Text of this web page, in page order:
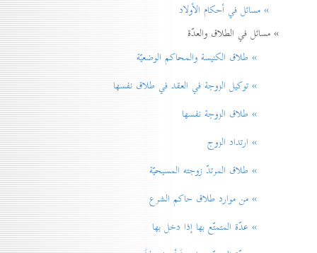
» مسائل في أحكام الأولاد
» مسائل في الطلاق والعدّة
» طلاق الكنيسة والمحاكم الوضعيّة
» توكيل الزوجة في العقد في طلاق نفسها
» طلاق الزوجة نفسها
» ارتداد الزوج
» طلاق المرتدّ زوجته المسيحيّة
» من موارد طلاق حاكم الشرع
» عدّة المتمتّع بها إذا دخل بها